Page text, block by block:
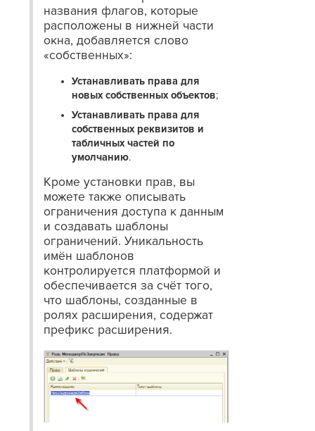
названия флагов, которые
расположены в нижней части
окна, добавляется слово
«собственных»:
Устанавливать права для
новых собственных объектов;
Устанавливать права для
собственных реквизитов и
табличных частей по
умолчанию.
Кроме установки прав, вы
можете также описывать
ограничения доступа к данным
и создавать шаблоны
ограничений. Уникальность
имён шаблонов
контролируется платформой и
обеспечивается за счёт того,
что шаблоны, созданные в
ролях расширения, содержат
префикс расширения.